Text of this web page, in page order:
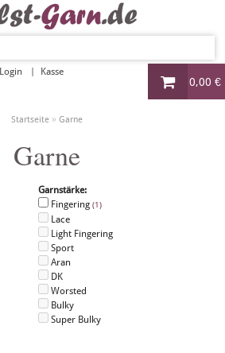
0,00 €
Login Kasse
Startseite » Garne
Garne
Garnstärke:
Fingering (1)
Lace
Light Fingering
Sport
Aran
DK
Worsted
Bulky
Super Bulky